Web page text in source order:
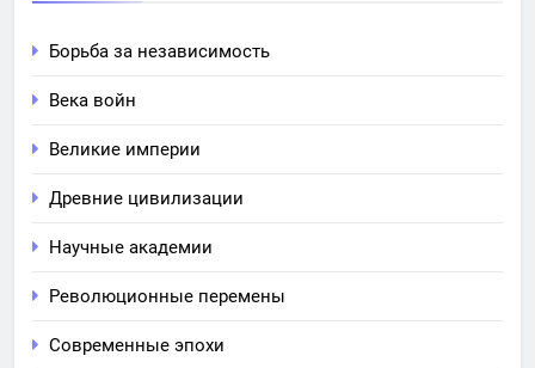
Борьба за независимость
Века войн
Великие империи
Древние цивилизации
Научные академии
Революционные перемены
Современные эпохи